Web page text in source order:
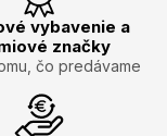
vybavenie a
značky
čo predávame